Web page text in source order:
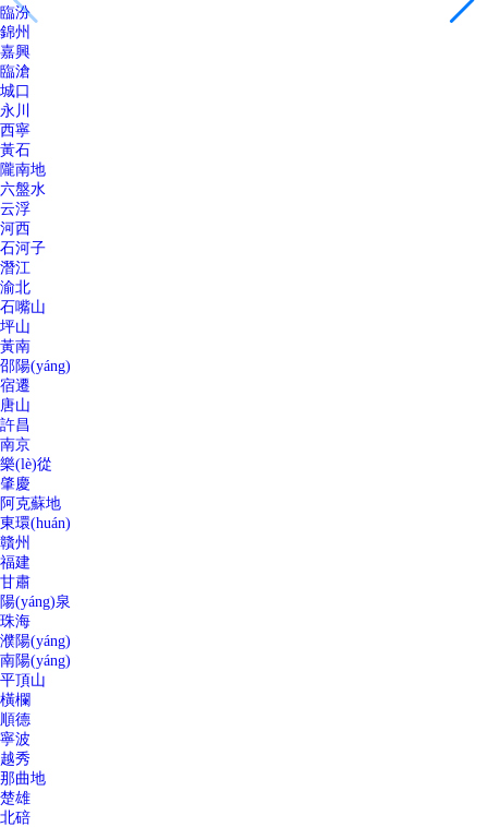
臨汾
錦州
嘉興
臨滄
城口
永川
西寧
黃石
隴南地
六盤水
云浮
河西
石河子
潛江
渝北
石嘴山
坪山
黃南
邵陽(yáng)
宿遷
唐山
許昌
南京
樂(lè)從
肇慶
阿克蘇地
東環(huán)
贛州
福建
甘肅
陽(yáng)泉
珠海
濮陽(yáng)
南陽(yáng)
平頂山
橫欄
順德
寧波
越秀
那曲地
楚雄
北碚